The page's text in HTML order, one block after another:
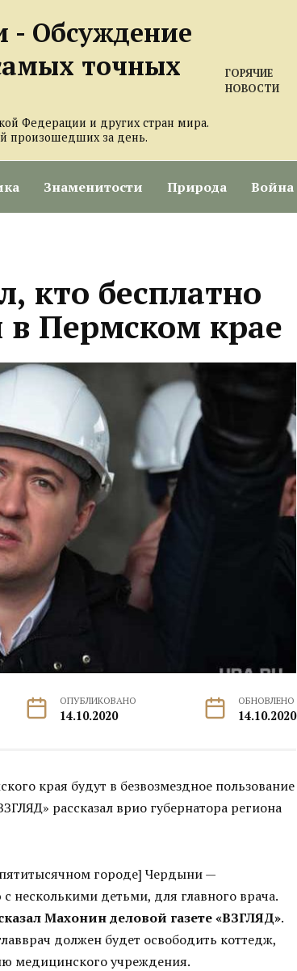
- Обсуждение
точных
Федерации и других стран мира.
произошедших за день.
ГОРЯЧИЕ
НОВОСТИ
Знаменитости Природа Война
кто бесплатно
Пермском крае
ОПУБЛИКОВАНО
14.10.2020
ОБНОВЛЕНО
14.10.2020
края будут в безвозмездное пользование
рассказал врио губернатора региона
городе] Чердыни —
несколькими детьми, для главного врача.
Махонин деловой газете «ВЗГЛЯД».
должен будет освободить коттедж,
медицинского учреждения.